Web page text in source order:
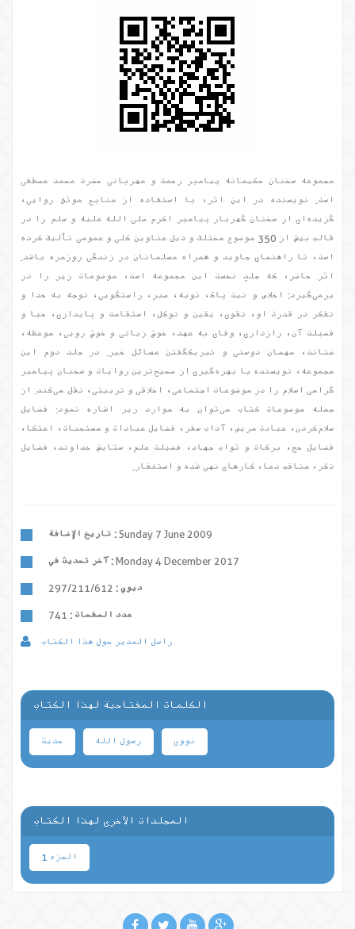
مجموعه سخنان حکیمانه پیامبر رحمت و مهربانی حضرت محمد مصطفی
است. نویسنده در این اثر، با استفاده از منابع موثق روایی،
گزیده‌ای از سخنان گهربار پیامبر اکرم صلی الله علیه و سلم را در
قالب بیش از 350 موضوع مختلف و ذیل عناوین کلی و عمومی تألیف کرده
است، تا راهنمای جاوید و همراه مسلمانان در زندگی روزمره باشد.
اثر حاضر، که جلدِ نخست این مجموعه است، موضوعات زیر را در
برمی‌گیرد: اخلاص و نیت پاک، توبه، صبر، راستگویی، توجه به خدا و
تفکر در قدرت او، تقوی، یقین و توکل، استقامت و پایداری، حیا و
فضیلت آن، رازداری، وفای به عهد، خوش زبانی و خوش رویی، موعظه،
متانت، مهمان دوستی و تبریک‌گفتن مسائل خیر. در جلد دوم این
مجموعه، نویسنده با بهره‌گیری از صحیح‌ترین روایات و سخنان پیامبر
گرامی اسلام را در موضوعات اجتماعی، اخلاقی و تربیتی، نقل می‌کند. از
جمله موضوعات کتاب می‌توان به موارد زیر اشاره نمود: فضایل
سلام‌کردن، عیادت مریض، آداب سفر، فضایل عبادات و مستحبات، اعتکا،
فضایل حج، برکات و ثواب جهاد، فضیلت علم، ستایش خداوند، فضایل
ذکر، مناقب دعا، کارهای نهی شده و استغفار.
تاريخ الإضافة : Sunday 7 June 2009
آخر تحديث في : Monday 4 December 2017
ديوي : 297/211/612
عدد الصفحات :
راسل المدير حول هذا الكتاب
الكلمات المفتاحية لهذا الكتاب
حدیث رسول الله نووی
المجلدات الأخرى لهذا الكتاب
الجزء 1